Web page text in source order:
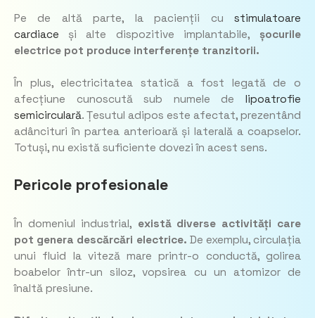
Pe de altă parte, la pacienții cu stimulatoare
cardiace și alte dispozitive implantabile, șocurile
electrice pot produce interferențe tranzitorii.
În plus, electricitatea statică a fost legată de o
afecțiune cunoscută sub numele de lipoatrofie
semicirculară. Țesutul adipos este afectat, prezentând
adâncituri în partea anterioară și laterală a coapselor.
Totuși, nu există suficiente dovezi în acest sens.
Pericole profesionale
În domeniul industrial, există diverse activități care
pot genera descărcări electrice. De exemplu, circulația
unui fluid la viteză mare printr-o conductă, golirea
boabelor într-un siloz, vopsirea cu un atomizor de
înaltă presiune.